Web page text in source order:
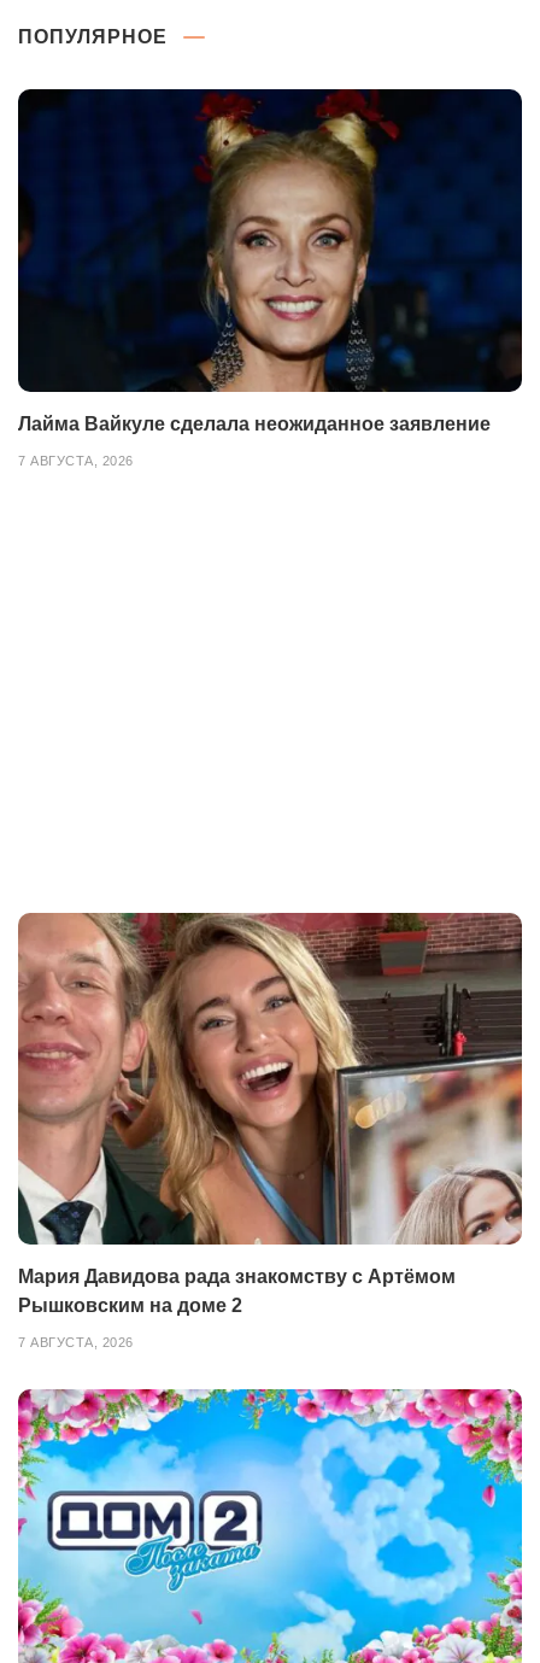
ПОПУЛЯРНОЕ
Лайма Вайкуле сделала неожиданное заявление
7 АВГУСТА, 2026
Мария Давидова рада знакомству с Артёмом
Рышковским на доме 2
7 АВГУСТА, 2026